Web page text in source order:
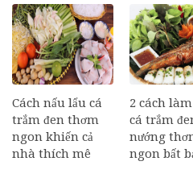
Cách nấu lẩu cá
trắm đen thơm
ngon khiến cả
nhà thích mê
2 cách
cá trắm
nướng
ngon bất